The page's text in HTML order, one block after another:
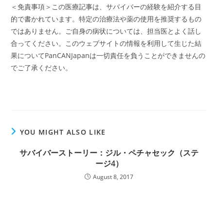
＜免責事項＞この医療記事は、サバイバーの経験を紹介する目
的で書かれています。特定の治療法や薬の使用を推奨するもの
ではありません。ご自身の病状については、担当医とよく話し
合ってください。このウェブサイトの情報を利用して生じた結
果についてPanCANJapanは一切責任を負うことができませんの
でご了承ください。
YOU MIGHT ALSO LIKE
サバイバーストーリー：ジル・ペチャセック（ステ
ージ4）
August 8, 2017